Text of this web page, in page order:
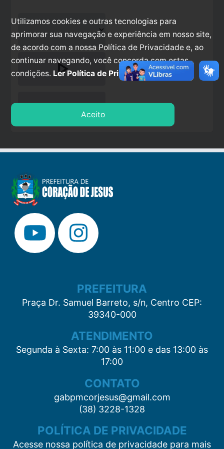
play_arrow
stop
PREFEITURA
Praça Dr. Samuel Barreto, s/n, Centro CEP:
39340-000
ATENDIMENTO
Segunda à Sexta: 7:00 às 11:00 e das 13:00 às
17:00
CONTATO
gabpmcorjesus@gmail.com
(38) 3228-1328
POLÍTICA DE PRIVACIDADE
Acesse nossa política de privacidade para mais
Utilizamos cookies e outras tecnologias para
aprimorar sua navegação e experiência em nosso site,
de acordo com a nossa Política de Privacidade e, ao
continuar navegando, você concorda com estas
condições. Ler Política de Privacidade.
Aceito